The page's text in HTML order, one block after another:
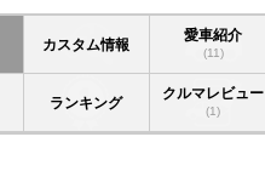
カスタム情報
愛車紹介
(11)
ランキング
クルマレビュー
(1)